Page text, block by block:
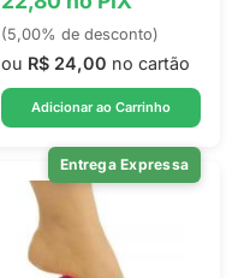
(5,00% de desconto)
ou R$ 24,00 no cartão
Adicionar ao Carrinho
Entrega Expressa